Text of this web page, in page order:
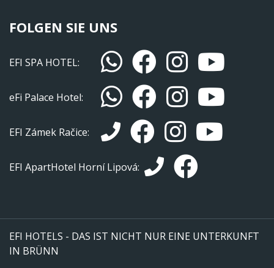
FOLGEN SIE UNS
EFI SPA HOTEL:
eFi Palace Hotel:
EFI Zámek Račice:
EFI ApartHotel Horní Lipová:
EFI HOTELS - DAS IST NICHT NUR EINE UNTERKUNFT
IN BRÜNN